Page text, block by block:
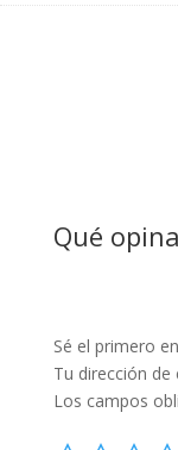
Qué
Sé el primero
Tu dirección
Los campos